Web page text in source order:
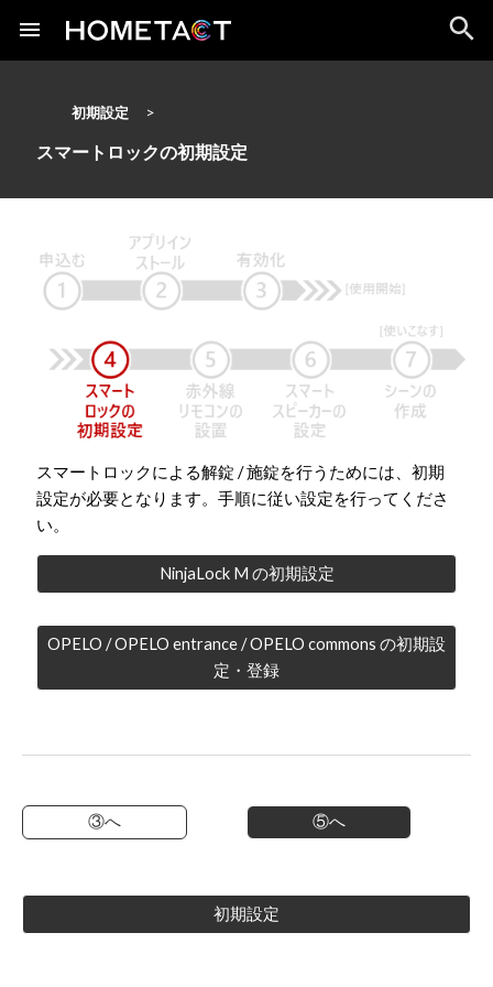
初期設定
スマートロックの初期設定
スマートロックによる解錠 / 施錠を行うためには、初期
設定が必要となります。手順に従い設定を行ってくださ
い。
NinjaLock M の初期設定
OPELO / OPELO entrance / OPELO commons の初期設
定・登録
③へ ⑤へ
初期設定